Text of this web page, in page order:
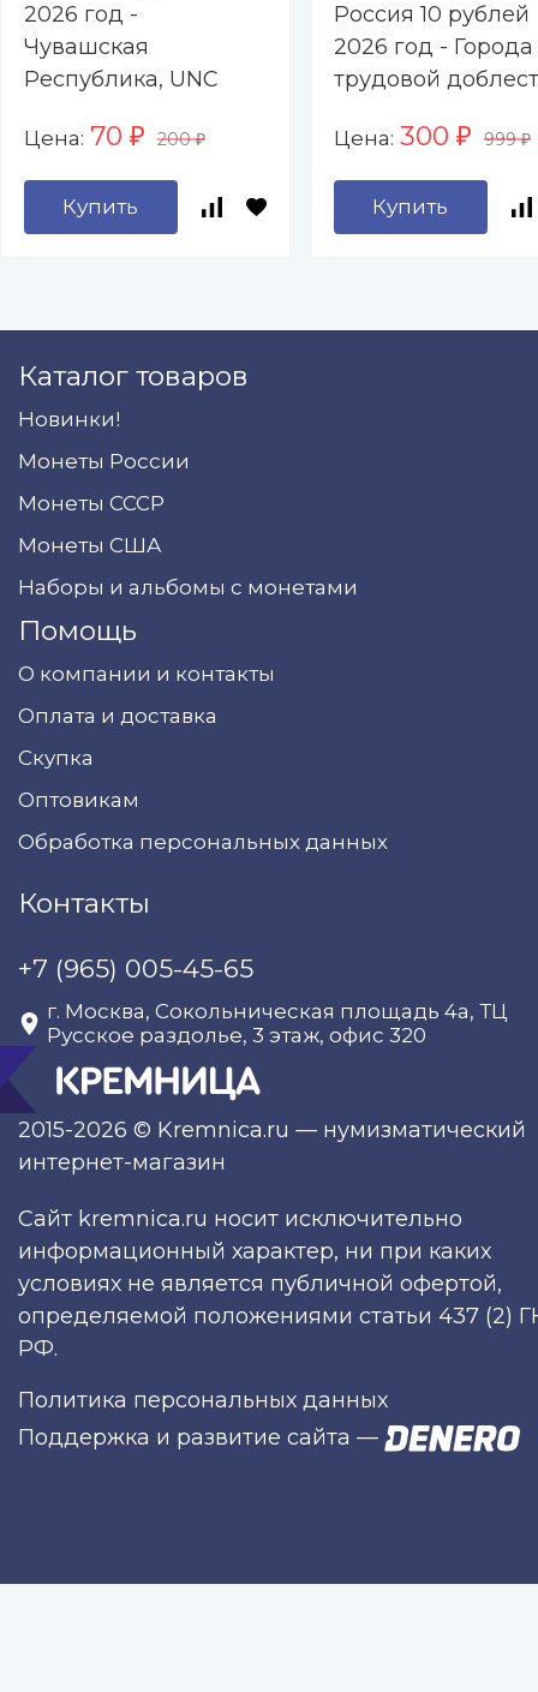
2026 год -
Чувашская
Республика, UNC
Цена: 70 ₽ 200₽
Купить
Россия 10 рублей
2026 год - Города
трудовой
Уральский, Киров,
Коломна,
Комсомольск-на-
Амуре,
Цена: 300 ₽ 999₽
Купить
2015-2026 © Kremnica.ru — нумизматический
интернет-магазин
Каталог товаров
Новинки!
Монеты России
Монеты СССР
Монеты США
Наборы и альбомы с монетами
Помощь
О компании и контакты
Оплата и доставка
Скупка
Оптовикам
Обработка персональных данных
Контакты
+7 (965) 005-45-65
г. Москва, Сокольническая площадь 4а, ТЦ
Русское раздолье, 3 этаж, офис 320
Сайт kremnica.ru носит исключительно
информационный характер, ни при каких
условиях не является публичной офертой,
определяемой положениями статьи 437 (2)
РФ.
Политика персональных данных
Поддержка и развитие сайта —